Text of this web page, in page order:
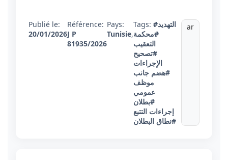
Publié le:
20/01/2026
Référence:
J P
81935/2026
Pays:
Tunisie,
Tags:
#التهديد
#محكمة
التعقيب
#تصحيح
الإجراءات
#هضم جانب
موظف
عمومي
#بطلان
إجراءات التتبع
#نطاق البطلان
ar